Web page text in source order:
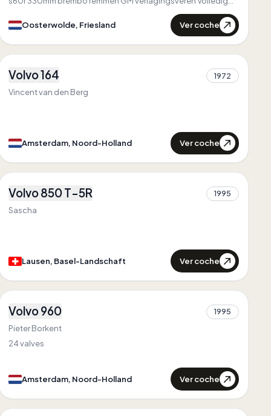
Oosterwolde, Friesland
Ver coche
1
1
Volvo 164
1972
Vincent van den Berg
Amsterdam, Noord-Holland Ver coche
Primero enBasel-Landschaft
Único en
2
2
Volvo 850 T-5R
1995
Sascha
Lausen, Basel-Landschaft Ver coche
1
1
Volvo 960
1995
Pieter Borkent
24 valves
Amsterdam, Noord-Holland Ver coche
2